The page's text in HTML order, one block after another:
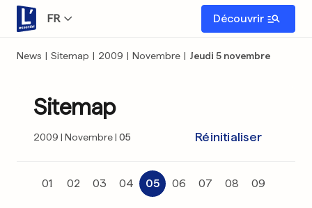
FR Découvrir
News | Sitemap | 2009 | Novembre | Jeudi 5 novembre
Sitemap
2009 Novembre 05 Réinitialiser
01 02 03 04 05 06 07 08 09